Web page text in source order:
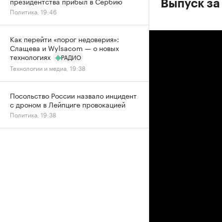
Выпуск
Политика, 19:46
Как перейти «порог недоверия»:
Слащева и Wylsacom — о новых
технологиях
РАДИО
Технологии и медиа, 19:38
Посольство России назвало инцидент
с дроном в Лейпциге провокацией
Политика, 19:38